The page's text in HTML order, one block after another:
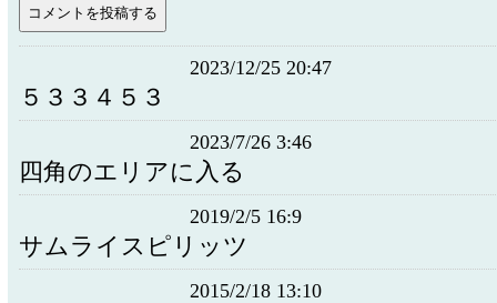
2023/12/25 20:47
５３３４５３
2023/7/26 3:46
四角のエリアに入る
2019/2/5 16:9
サムライスピリッツ
2015/2/18 13:10